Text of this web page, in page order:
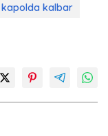
kapolda kalbar